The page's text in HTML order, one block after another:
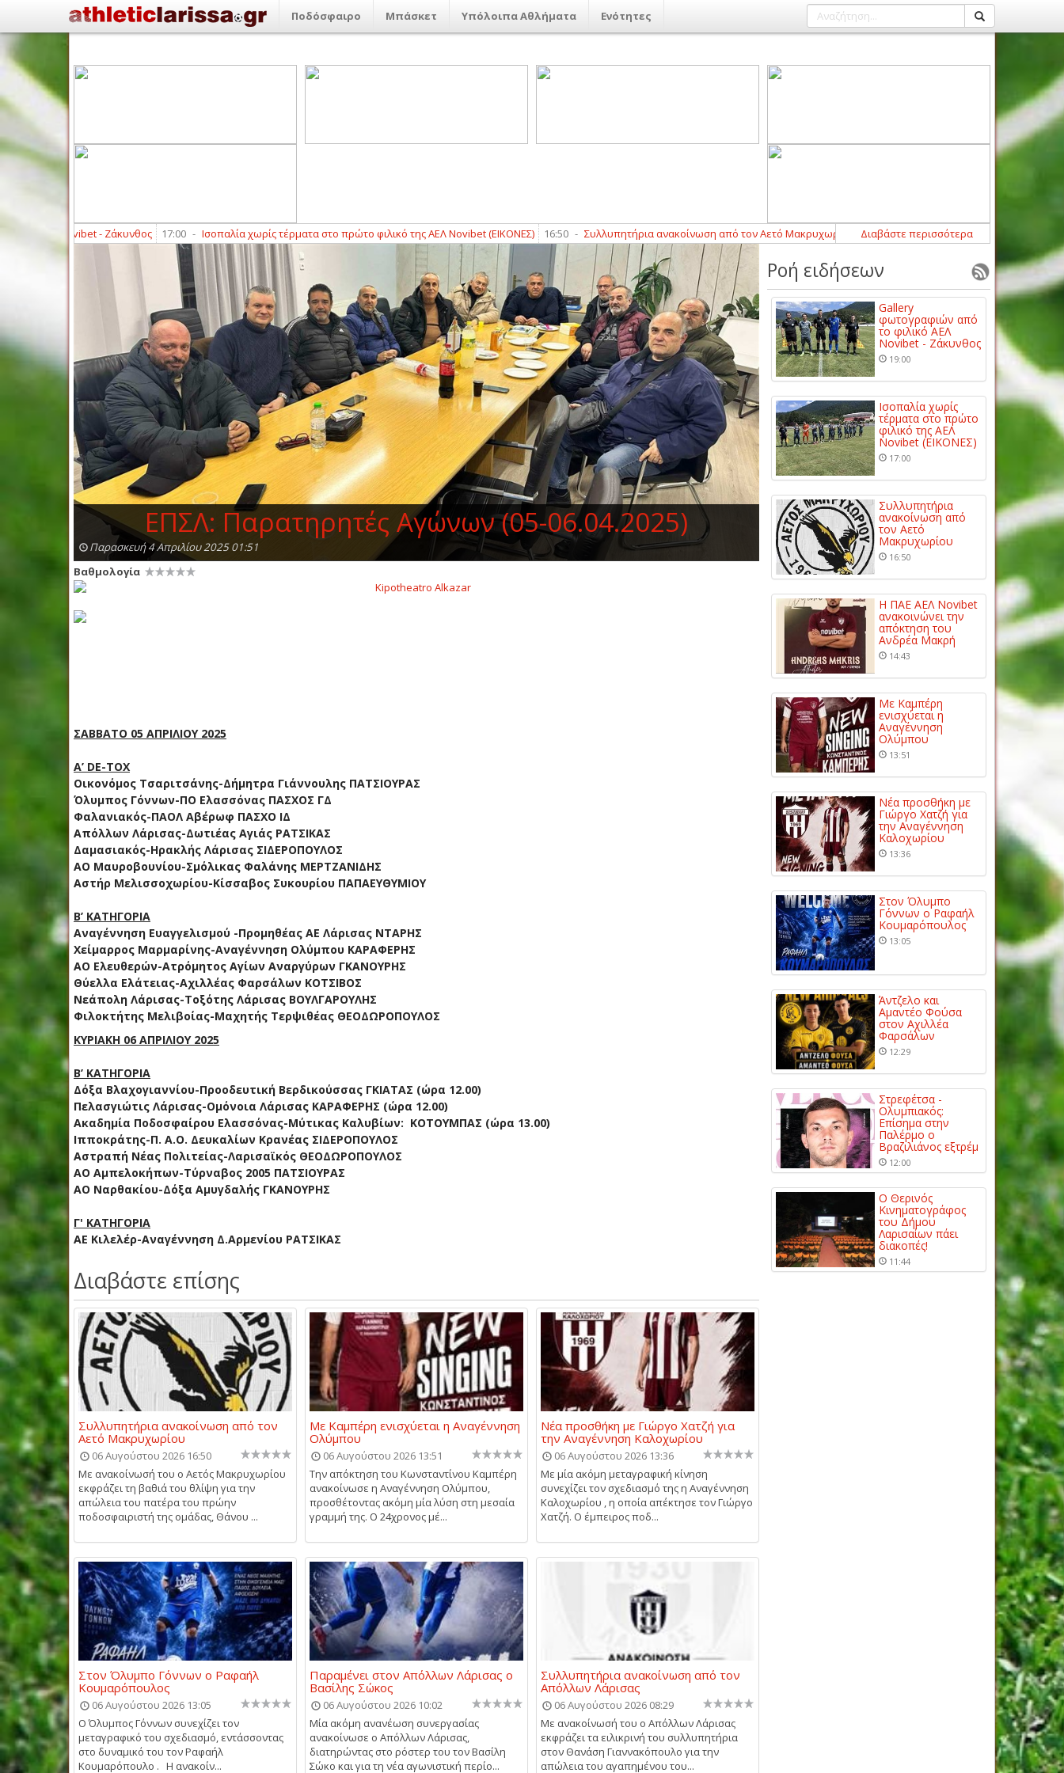
Ποδόσφαιρο Μπάσκετ Υπόλοιπα Αθλήματα Ενότητες
Novibet - Ζάκυνθος 17:00 - Ισοπαλία χωρίς τέρματα στο πρώτο φιλικό της ΑΕΛ Novibet (ΕΙΚΟΝΕΣ) 16:50 - Συλλυπητήρια ανακοίνωση από τον Αετό Μακρυχωρίου 14:43 Η ΠΑΕ ΑΕΛ Novibet ανακοινώνει την
Διαβάστε περισσότερα
ΕΠΣΛ: Παρατηρητές Αγώνων (05-06.04.2025)
Παρασκευή 4 Απριλίου 2025 01:51
Βαθμολογία
ΣΑΒΒΑΤΟ 05 ΑΠΡΙΛΙΟΥ 2025
A’ DE-TOX
Οικονόμος Τσαριτσάνης-Δήμητρα Γιάννουλης ΠΑΤΣΙΟΥΡΑΣ
Όλυμπος Γόννων-ΠΟ Ελασσόνας ΠΑΣΧΟΣ ΓΔ
Φαλανιακός-ΠΑΟΛ Αβέρωφ ΠΑΣΧΟ ΙΔ
Απόλλων Λάρισας-Δωτιέας Αγιάς ΡΑΤΣΙΚΑΣ
Δαμασιακός-Ηρακλής Λάρισας ΣΙΔΕΡΟΠΟΥΛΟΣ
ΑΟ Μαυροβουνίου-Σμόλικας Φαλάνης ΜΕΡΤΖΑΝΙΔΗΣ
Αστήρ Μελισσοχωρίου-Κίσσαβος Συκουρίου ΠΑΠΑΕΥΘΥΜΙΟΥ
Β’ ΚΑΤΗΓΟΡΙΑ
Αναγέννηση Ευαγγελισμού -Προμηθέας ΑΕ Λάρισας ΝΤΑΡΗΣ
Χείμαρρος Μαρμαρίνης-Αναγέννηση Ολύμπου ΚΑΡΑΦΕΡΗΣ
ΑΟ Ελευθερών-Ατρόμητος Αγίων Αναργύρων ΓΚΑΝΟΥΡΗΣ
Θύελλα Ελάτειας-Αχιλλέας Φαρσάλων ΚΟΤΣΙΒΟΣ
Νεάπολη Λάρισας-Τοξότης Λάρισας ΒΟΥΛΓΑΡΟΥΛΗΣ
Φιλοκτήτης Μελιβοίας-Μαχητής Τερψιθέας ΘΕΟΔΩΡΟΠΟΥΛΟΣ
ΚΥΡΙΑΚΗ 06 ΑΠΡΙΛΙΟΥ 2025
Β’ ΚΑΤΗΓΟΡΙΑ
Δόξα Βλαχογιαννίου-Προοδευτική Βερδικούσσας ΓΚΙΑΤΑΣ (ώρα 12.00)
Πελασγιώτις Λάρισας-Ομόνοια Λάρισας ΚΑΡΑΦΕΡΗΣ (ώρα 12.00)
Ακαδημία Ποδοσφαίρου Ελασσόνας-Μύτικας Καλυβίων: ΚΟΤΟΥΜΠΑΣ (ώρα 13.00)
Ιπποκράτης-Π. Α.Ο. Δευκαλίων Κρανέας ΣΙΔΕΡΟΠΟΥΛΟΣ
Αστραπή Νέας Πολιτείας-Λαρισαϊκός ΘΕΟΔΩΡΟΠΟΥΛΟΣ
ΑΟ Αμπελοκήπων-Τύρναβος 2005 ΠΑΤΣΙΟΥΡΑΣ
ΑΟ Ναρθακίου-Δόξα Αμυγδαλής ΓΚΑΝΟΥΡΗΣ
Γ' ΚΑΤΗΓΟΡΙΑ
ΑΕ Κιλελέρ-Αναγέννηση Δ.Αρμενίου ΡΑΤΣΙΚΑΣ
Διαβάστε επίσης
Συλλυπητήρια ανακοίνωση από τον
Αετό Μακρυχωρίου
06 Αυγούστου 2026 16:50
Με ανακοίνωσή του ο Αετός Μακρυχωρίου
εκφράζει τη βαθιά του θλίψη για την
απώλεια του πατέρα του πρώην
ποδοσφαιριστή της ομάδας, Θάνου ...
Με Καμπέρη ενισχύεται η Αναγέννηση
Ολύμπου
06 Αυγούστου 2026 13:51
Την απόκτηση του Κωνσταντίνου Καμπέρη
ανακοίνωσε η Αναγέννηση Ολύμπου,
προσθέτοντας ακόμη μία λύση στη μεσαία
γραμμή της. Ο 24χρονος μέ...
Νέα προσθήκη με Γιώργο Χατζή για
την Αναγέννηση Καλοχωρίου
06 Αυγούστου 2026 13:36
Με μία ακόμη μεταγραφική κίνηση
συνεχίζει τον σχεδιασμό της η Αναγέννηση
Καλοχωρίου , η οποία απέκτησε τον Γιώργο
Χατζή. Ο έμπειρος ποδ...
Στον Όλυμπο Γόννων ο Ραφαήλ
Κουμαρόπουλος
06 Αυγούστου 2026 13:05
Ο Όλυμπος Γόννων συνεχίζει τον
μεταγραφικό του σχεδιασμό, εντάσσοντας
στο δυναμικό του τον Ραφαήλ
Κουμαρόπουλο . Η ανακοίν...
Παραμένει στον Απόλλων Λάρισας ο
Βασίλης Σώκος
06 Αυγούστου 2026 10:02
Μία ακόμη ανανέωση συνεργασίας
ανακοίνωσε ο Απόλλων Λάρισας,
διατηρώντας στο ρόστερ του τον Βασίλη
Σώκο και για τη νέα αγωνιστική περίο...
Συλλυπητήρια ανακοίνωση από τον
Απόλλων Λάρισας
06 Αυγούστου 2026 08:29
Με ανακοίνωσή του ο Απόλλων Λάρισας
εκφράζει τα ειλικρινή του συλλυπητήρια
στον Θανάση Γιαννακόπουλο για την
απώλεια του αγαπημένου του...
Ροή ειδήσεων
Gallery
φωτογραφιών από
το φιλικό ΑΕΛ
Novibet - Ζάκυνθος
19:00
Ισοπαλία χωρίς
τέρματα στο πρώτο
φιλικό της ΑΕΛ
Novibet (ΕΙΚΟΝΕΣ)
17:00
Συλλυπητήρια
ανακοίνωση από
τον Αετό
Μακρυχωρίου
16:50
Η ΠΑΕ ΑΕΛ Novibet
ανακοινώνει την
απόκτηση του
Ανδρέα Μακρή
14:43
Με Καμπέρη
ενισχύεται η
Αναγέννηση
Ολύμπου
13:51
Νέα προσθήκη με
Γιώργο Χατζή για
την Αναγέννηση
Καλοχωρίου
13:36
Στον Όλυμπο
Γόννων ο Ραφαήλ
Κουμαρόπουλος
13:05
Άντζελο και
Αμαντέο Φούσα
στον Αχιλλέα
Φαρσάλων
12:29
Στρεφέτσα -
Ολυμπιακός:
Επίσημα στην
Παλέρμο ο
Βραζιλιάνος εξτρέμ
12:00
Ο Θερινός
Κινηματογράφος
του Δήμου
Λαρισαίων πάει
διακοπές!
11:44